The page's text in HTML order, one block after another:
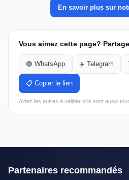
En savoir plus sur
Vous aimez cette page?
🟢 WhatsApp ✈️ Telegram
📋 Copier le lien
Aidez les autres à valider s'ils sont aussi
Partenaires recommandés